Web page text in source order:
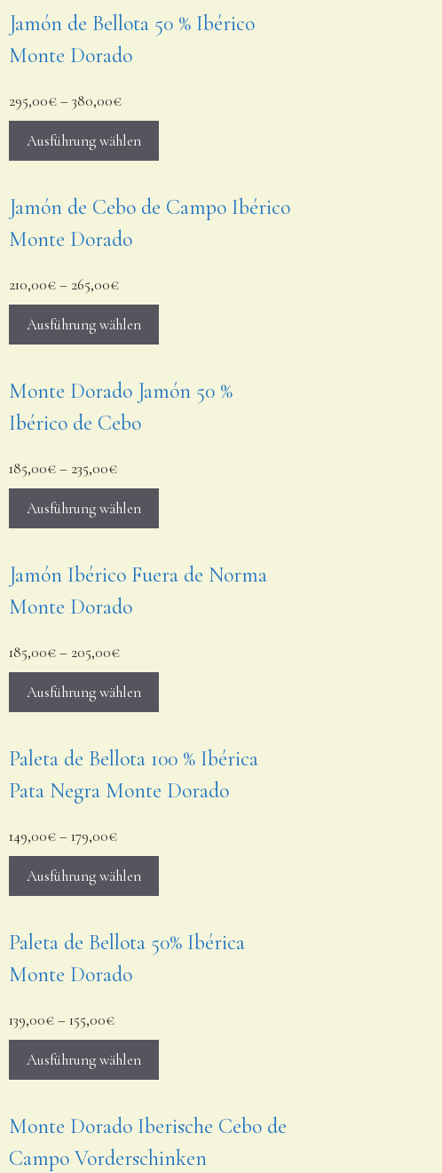
Jamón de Bellota 50 % Ibérico
Monte Dorado
295,00€–380,00€
Ausführung wählen
Jamón de Cebo de Campo Ibérico
Monte Dorado
210,00€– 265,00€
Ausführung wählen
Monte Dorado Jamón 50 %
Ibérico de Cebo
185,00€– 235,00€
Ausführung wählen
Jamón Ibérico Fuera de Norma
Monte Dorado
185,00€– 205,00€
Ausführung wählen
Paleta de Bellota 100 % Ibérica
Pata Negra Monte Dorado
149,00€–179,00€
Ausführung wählen
Paleta de Bellota 50% Ibérica
Monte Dorado
139,00€–155,00€
Ausführung wählen
Monte Dorado Iberische Cebo de
Campo Vorderschinken